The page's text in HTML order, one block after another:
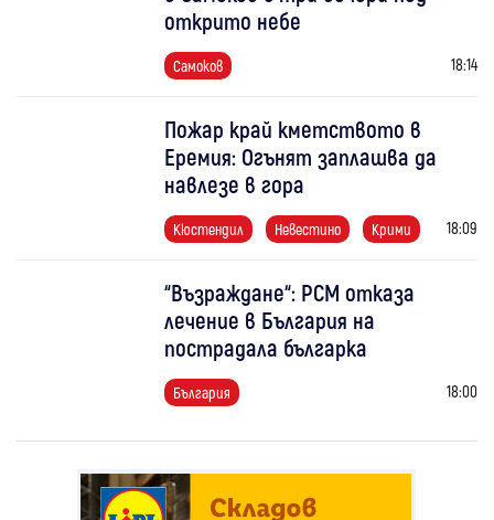
открито небе
Самоков 18:14
Пожар край кметството в
Еремия: Огънят заплашва да
навлезе в гора
Кюстендил Невестино Крими 18:09
“Възраждане“: РСМ отказа
лечение в България на
пострадала българка
България 18:00